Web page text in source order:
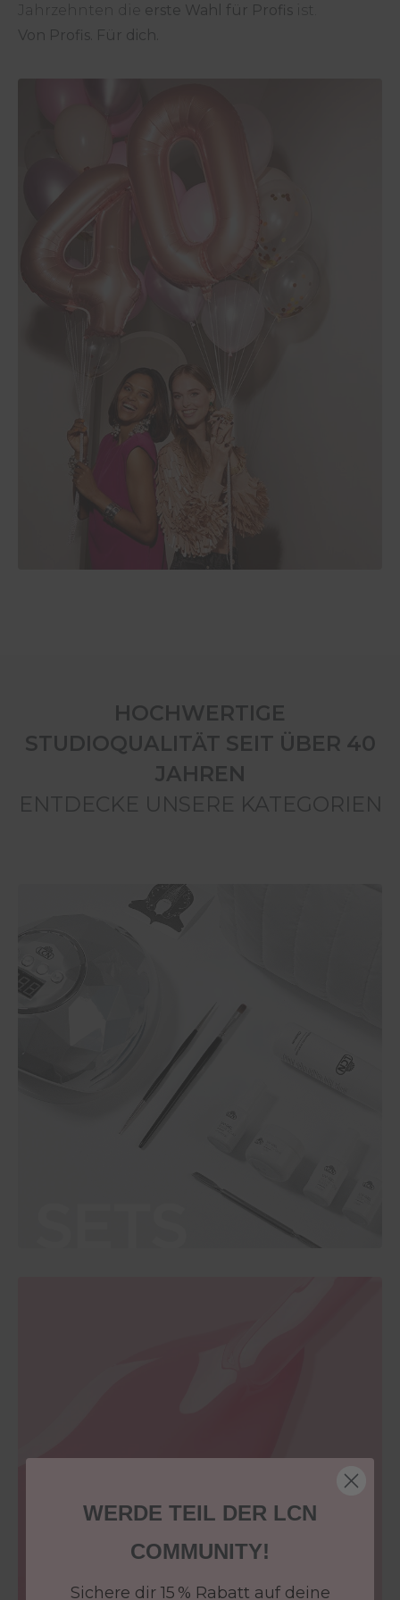
Jahrzehnten die erste Wahl für Profis ist.
Von Profis. Für dich.
HOCHWERTIGE
STUDIOQUALITÄT SEIT ÜBER 40
JAHREN
ENTDECKE UNSERE KATEGORIEN
WERDE TEIL DER LCN
COMMUNITY!
Sichere dir 15 % Rabatt auf deine